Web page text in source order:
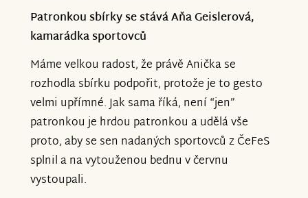
Patronkou sbírky se stává Aňa Geislerová,
kamarádka sportovců
Máme velkou radost, že právě Anička se
rozhodla sbírku podpořit, protože je to gesto
velmi upřímné. Jak sama říká, není “jen”
patronkou je hrdou patronkou a udělá vše
proto, aby se sen nadaných sportovců z ČeFeS
splnil a na vytouženou bednu v červnu
vystoupali.